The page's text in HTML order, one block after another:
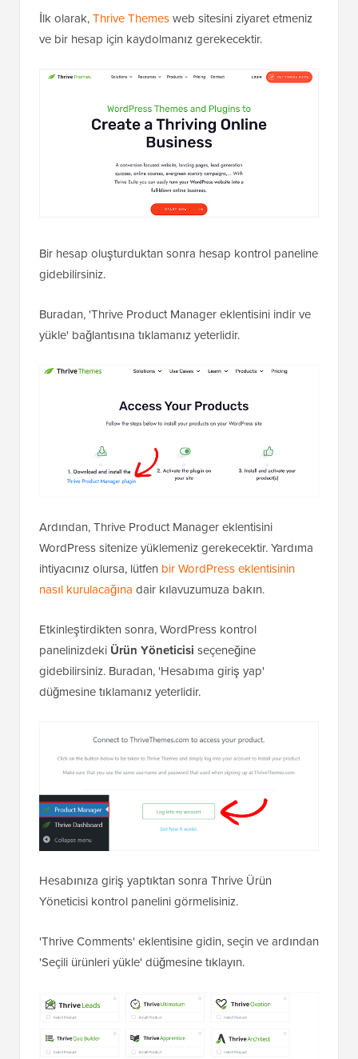
İlk olarak,Thrive Themesweb sitesini ziyaret etmeniz
ve bir hesap için kaydolmanız gerekecektir.
Bir hesap oluşturduktan sonra hesap kontrol paneline
gidebilirsiniz.
Buradan, 'Thrive Product Manager eklentisini indir ve
yükle' bağlantısına tıklamanız yeterlidir.
Ardından, Thrive Product Manager eklentisini
WordPress sitenize yüklemeniz gerekecektir. Yardıma
ihtiyacınız olursa, lütfen bir WordPress eklentisinin
nasıl kurulacağına dair kılavuzumuza bakın.
Etkinleştirdikten sonra, WordPress kontrol
panelinizdeki Ürün Yöneticisi seçeneğine
gidebilirsiniz. Buradan, 'Hesabıma giriş yap'
düğmesine tıklamanız yeterlidir.
Hesabınıza giriş yaptıktan sonra Thrive Ürün
Yöneticisi kontrol panelini görmelisiniz.
'Thrive Comments' eklentisine gidin, seçin ve ardından
'Seçili ürünleri yükle' düğmesine tıklayın.